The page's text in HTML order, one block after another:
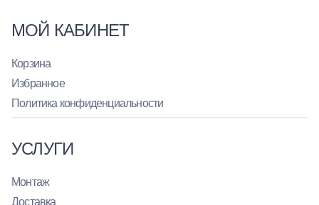
МОЙ КАБИНЕТ
Корзина
Избранное
Политика конфиденциальности
УСЛУГИ
Монтаж
Доставка